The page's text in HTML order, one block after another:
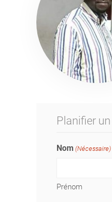
Planifier
Nom (Nécessaire)
Prénom